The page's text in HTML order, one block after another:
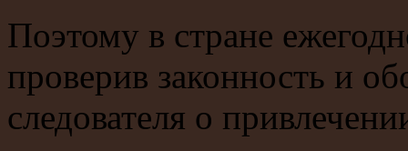
Поэтому в стране
проверив законность и
следователя о